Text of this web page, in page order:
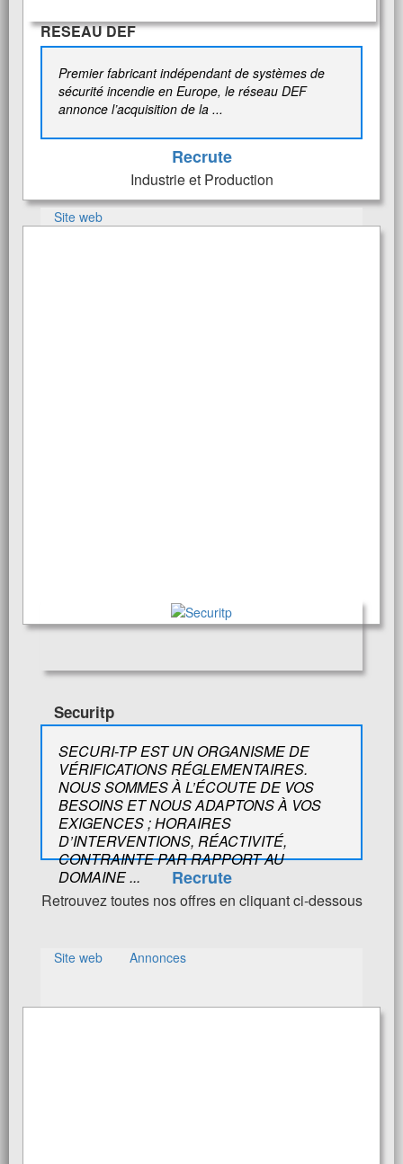
RESEAU DEF
Premier fabricant indépendant de systèmes de
sécurité incendie en Europe, le réseau DEF
annonce l’acquisition de la ...
Recrute
Industrie et Production
Site web
Securitp
SECURI-TP EST UN ORGANISME DE
VÉRIFICATIONS RÉGLEMENTAIRES.
NOUS SOMMES À L’ÉCOUTE DE VOS
BESOINS ET NOUS ADAPTONS À VOS
EXIGENCES ; HORAIRES
D’INTERVENTIONS, RÉACTIVITÉ,
CONTRAINTE PAR RAPPORT AU
DOMAINE ...
Recrute
Retrouvez toutes nos offres en cliquant ci-dessous
Site web Annonces